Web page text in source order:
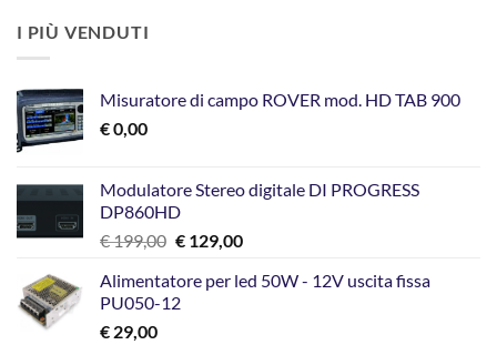
I PIÙ VENDUTI
Misuratore di campo ROVER mod. HD TAB 900
€0,00
Modulatore Stereo digitale DI PROGRESS
DP860HD
€199,00 Il
originale
era:
€129,00Il
attuale
Alimentatore per led 50W - 12V uscita fissa
PU050-12
€ 29,00